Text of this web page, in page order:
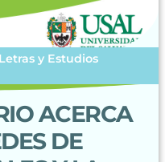
y Estudios
ACERCA
DE